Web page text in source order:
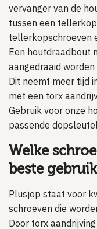
vervanger van de
tussen een
tellerkopschroeven
Een houtdraadbout
aangedraaid
Dit neemt meer tijd
met een torx
Gebruik voor onze
passende
Welke
beste
Plusjop staat voor
schroeven die
Door torx